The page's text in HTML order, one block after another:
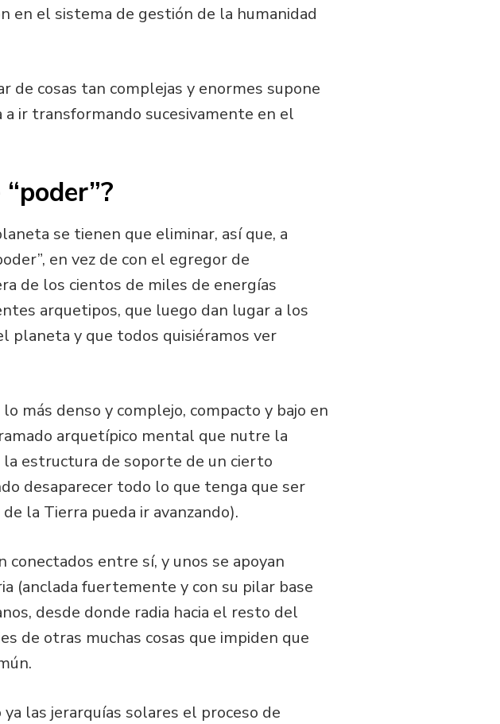
en el sistema de gestión de la humanidad
de cosas tan complejas y enormes supone
ir transformando sucesivamente en el
se tienen que eliminar, así que, a
en vez de con el egregor de
de los cientos de miles de energías
arquetipos, que luego dan lugar a los
planeta y que todos quisiéramos ver
más denso y complejo, compacto y bajo en
arquetípico mental que nutre la
la estructura de soporte de un cierto
desaparecer todo lo que tenga que ser
la Tierra pueda ir avanzando).
entre sí, y unos se apoyan
(anclada fuertemente y con su pilar base
desde donde radia hacia el resto del
de otras muchas cosas que impiden que
las jerarquías solares el proceso de